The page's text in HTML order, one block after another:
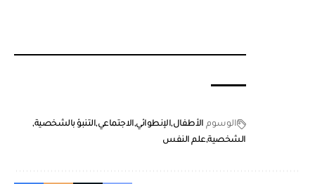
الوسوم الأطفالالإنطوائي الاجتماعيالتنبؤ بالشخصية
الشخصيةعلم النفس